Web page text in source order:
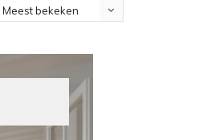
Meest bekeken